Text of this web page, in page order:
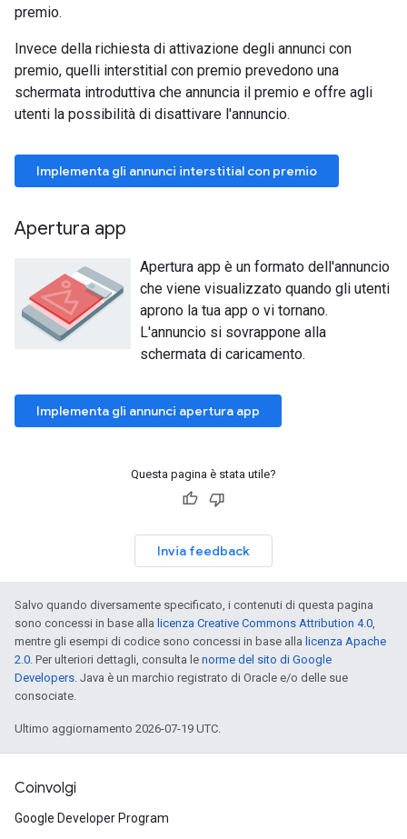
premio.
Invece della richiesta di attivazione degli annunci con
premio, quelli interstitial con premio prevedono una
schermata introduttiva che annuncia il premio e offre agli
utenti la possibilità di disattivare l'annuncio.
Implementa gli annunci interstitial con premio
Apertura app
Apertura app è un formato dell'annuncio
che viene visualizzato quando gli utenti
aprono la tua app o vi tornano.
L'annuncio si sovrappone alla
schermata di caricamento.
Implementa gli annunci apertura app
Questa pagina è stata utile?
Invia feedback
Salvo quando diversamente specificato, i contenuti di questa pagina
sono concessi in base alla licenza Creative Commons Attribution 4.0,
mentre gli esempi di codice sono concessi in base alla licenza Apache
2.0. Per ulteriori dettagli, consulta le norme del sito di Google
Developers. Java è un marchio registrato di Oracle e/o delle sue
consociate.
Ultimo aggiornamento 2026-07-19 UTC.
Coinvolgi
Google Developer Program